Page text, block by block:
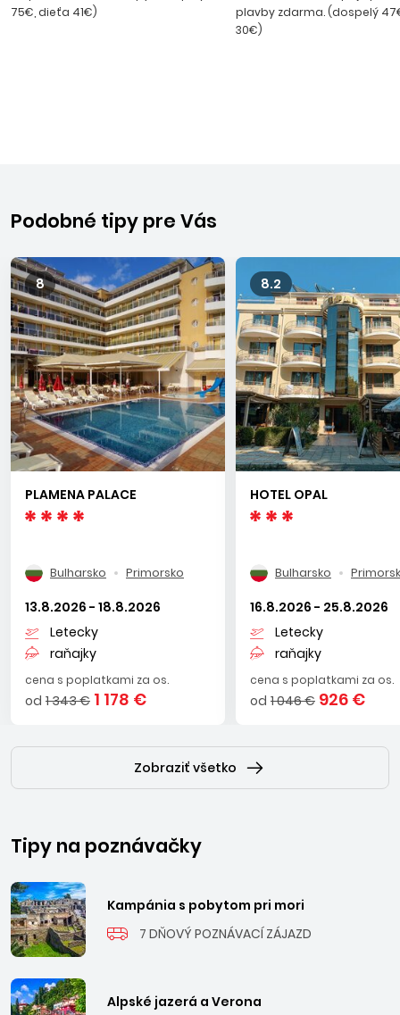
75€, dieťa 41€)
plavby zdarma. (dospelý
30€)
Podobné tipy pre Vás
8
PLAMENA PALACE
Bulharsko Primorsko
13.8.2026 - 18.8.2026
Letecky
raňajky
cena s poplatkami za os.
od 1 343 € 1 178 €
8.2
HOTEL OPAL
Bulharsko
16.8.2026 - 25.8.2026
Letecky
raňajky
cena s poplatkami za os.
od 1 046 € 926 €
Zobraziť všetko
Tipy na poznávačky
Kampánia s pobytom pri mori
7 DŇOVÝ POZNÁVACÍ ZÁJAZD
Alpské jazerá a Verona